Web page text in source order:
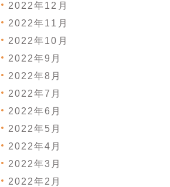
2022年12月
2022年11月
2022年10月
2022年9月
2022年8月
2022年7月
2022年6月
2022年5月
2022年4月
2022年3月
2022年2月